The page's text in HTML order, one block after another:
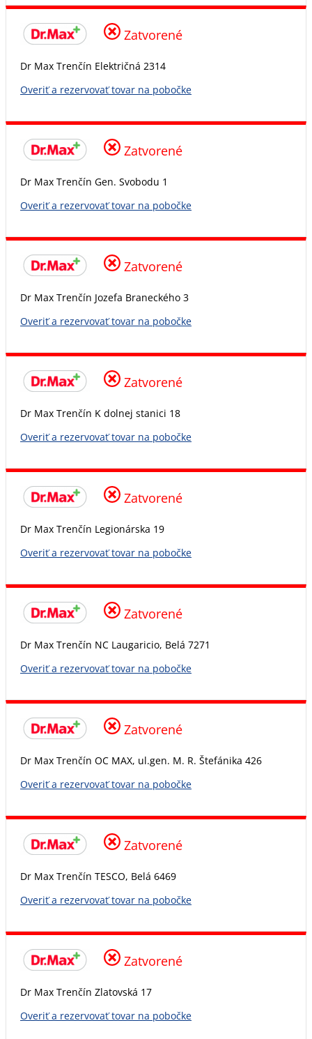
Zatvorené
Dr Max Trenčín Električná 2314
Overiť a rezervovať tovar na pobočke
Zatvorené
Dr Max Trenčín Gen. Svobodu 1
Overiť a rezervovať tovar na pobočke
Zatvorené
Dr Max Trenčín Jozefa Braneckého 3
Overiť a rezervovať tovar na pobočke
Zatvorené
Dr Max Trenčín K dolnej stanici 18
Overiť a rezervovať tovar na pobočke
Zatvorené
Dr Max Trenčín Legionárska 19
Overiť a rezervovať tovar na pobočke
Zatvorené
Dr Max Trenčín NC Laugaricio, Belá 7271
Overiť a rezervovať tovar na pobočke
Zatvorené
Dr Max Trenčín OC MAX, ul.gen. M. R. Štefánika 426
Overiť a rezervovať tovar na pobočke
Zatvorené
Dr Max Trenčín TESCO, Belá 6469
Overiť a rezervovať tovar na pobočke
Zatvorené
Dr Max Trenčín Zlatovská 17
Overiť a rezervovať tovar na pobočke